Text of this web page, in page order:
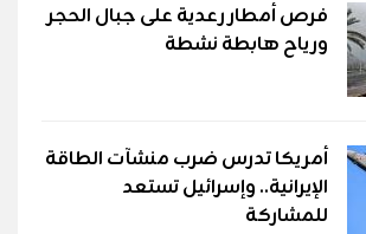
فرص أمطار رعدية على جبال الحجر
ورياح هابطة نشطة
أمريكا تدرس ضرب منشآت الطاقة
الإيرانية.. وإسرائيل تستعد
للمشاركة